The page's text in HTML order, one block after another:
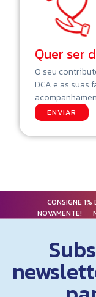
Quer ser
O seu
DCA e as suas
ENVIAR
CONSIGNE
NOVAMENTE!